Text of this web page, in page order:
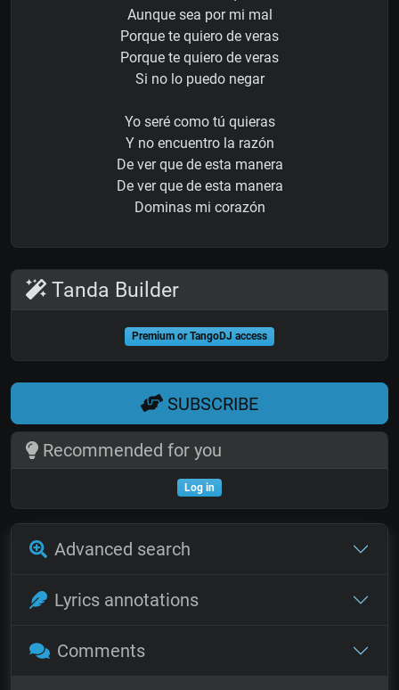
Aunque sea por mi mal
Porque te quiero de veras
Porque te quiero de veras
Si no lo puedo negar
Yo seré como tú quieras
Y no encuentro la razón
De ver que de esta manera
De ver que de esta manera
Dominas mi corazón
Tanda Builder
Premium or TangoDJ access
SUBSCRIBE
Recommended for you
Log in
Advanced search
Lyrics annotations
Comments